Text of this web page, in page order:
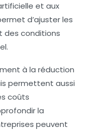
et aux
d’ajuster les
des conditions
à la réduction
permettent aussi
coûts
la
peuvent